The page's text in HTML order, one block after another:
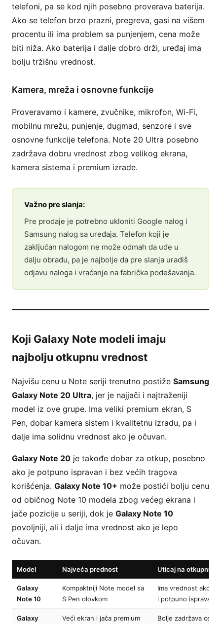
telefoni, pa se kod njih posebno proverava baterija.
Ako se telefon brzo prazni, pregreva, gasi na višem
procentu ili ima problem sa punjenjem, cena može
biti niža. Ako baterija i dalje dobro drži, uređaj ima
bolju tržišnu vrednost.
Kamera, mreža i osnovne funkcije
Proveravamo i kamere, zvučnike, mikrofon, Wi-Fi,
mobilnu mrežu, punjenje, dugmad, senzore i sve
osnovne funkcije telefona. Note 20 Ultra posebno
zadržava dobru vrednost zbog velikog ekrana,
kamera sistema i premium izrade.
Važno pre slanja:
Pre prodaje je potrebno ukloniti Google nalog i
Samsung nalog sa uređaja. Telefon koji je
zaključan nalogom ne može odmah da uđe u
dalju obradu, pa je najbolje da pre slanja uradiš
odjavu naloga i vraćanje na fabrička podešavanja.
Koji Galaxy Note modeli imaju
najbolju otkupnu vrednost
Najvišu cenu u Note seriji trenutno postiže Samsung
Galaxy Note 20 Ultra, jer je najjači i najtraženiji
model iz ove grupe. Ima veliki premium ekran, S
Pen, dobar kamera sistem i kvalitetnu izradu, pa i
dalje ima solidnu vrednost ako je očuvan.
Galaxy Note 20 je takođe dobar za otkup, posebno
ako je potpuno ispravan i bez većih tragova
korišćenja. Galaxy Note 10+ može postići bolju cenu
od običnog Note 10 modela zbog većeg ekrana i
jače pozicije u seriji, dok je Galaxy Note 10
povoljniji, ali i dalje ima vrednost ako je lepo
očuvan.
Model Najveća prednost Uticaj na otkupnu
Galaxy
Note 10
Kompaktniji Note model sa
S Pen olovkom
Ima vrednost ako je
i potpuno ispravan
Galaxy Veći ekran i jača premium Bolje zadržava cenu